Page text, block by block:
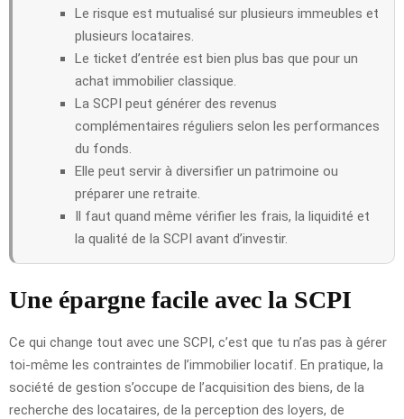
Le risque est mutualisé sur plusieurs immeubles et
plusieurs locataires.
Le ticket d’entrée est bien plus bas que pour un
achat immobilier classique.
La SCPI peut générer des revenus
complémentaires réguliers selon les performances
du fonds.
Elle peut servir à diversifier un patrimoine ou
préparer une retraite.
Il faut quand même vérifier les frais, la liquidité et
la qualité de la SCPI avant d’investir.
Une épargne facile avec la SCPI
Ce qui change tout avec une SCPI, c’est que tu n’as pas à gérer
toi-même les contraintes de l’immobilier locatif. En pratique, la
société de gestion s’occupe de l’acquisition des biens, de la
recherche des locataires, de la perception des loyers, de